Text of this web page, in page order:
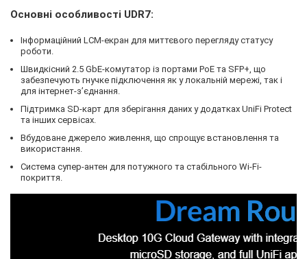
Основні особливості UDR7:
Інформаційний LCM-екран для миттєвого перегляду статусу
роботи.
Швидкісний 2.5 GbE-комутатор із портами PoE та SFP+, що
забезпечують гнучке підключення як у локальній мережі, так і
для інтернет-з’єднання.
Підтримка SD-карт для зберігання даних у додатках UniFi Protect
та інших сервісах.
Вбудоване джерело живлення, що спрощує встановлення та
використання.
Система супер-антен для потужного та стабільного Wi-Fi-
покриття.